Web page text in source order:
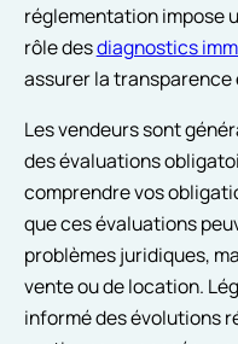
réglementation impose
rôle desdiagnostics
assurer la
Les vendeurs sont
des évaluations
comprendre vos
que ces évaluations
problèmes juridiques,
vente ou de location.
informé des évolutions